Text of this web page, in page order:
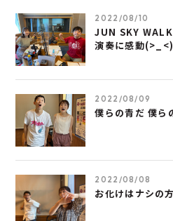
2022/08/10
JUN SKY
演奏に感動(>_<)
2022/08/09
僕らの青だ 僕ら
2022/08/08
お化けはナシの